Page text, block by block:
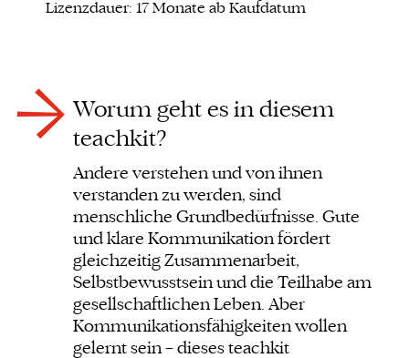
Lizenzdauer: 17 Monate ab Kaufdatum
Worum geht es in diesem
teachkit?
Andere verstehen und von ihnen
verstanden zu werden, sind
menschliche Grundbedürfnisse. Gute
und klare Kommunikation fördert
gleichzeitig Zusammenarbeit,
Selbstbewusstsein und die Teilhabe am
gesellschaftlichen Leben. Aber
Kommunikationsfähigkeiten wollen
gelernt sein – dieses teachkit